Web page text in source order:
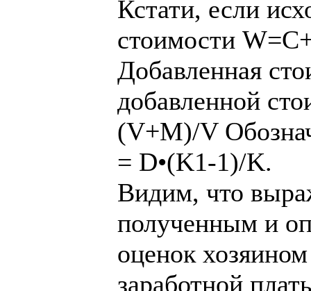
Кстати, если
стоимости
Добавленная
добавленной
(V+M)/V
= D•(K1-1)/K.
Видим, что
полученным и
оценок
заработной